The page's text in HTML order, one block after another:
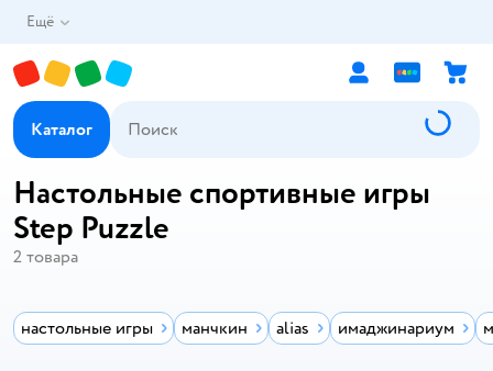
Ещё
Каталог
Настольные спортивные игры
Step Puzzle
2 товара
настольные игры манчкин alias имаджинариум